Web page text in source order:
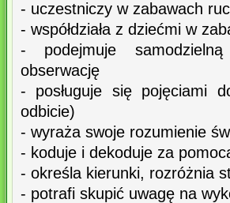
- uczestniczy w zabawach
- współdziała z dziećmi w
- podejmuje
obserwację
- posługuje się pojęciami
odbicie)
- wyraża swoje rozumienie
- koduje i dekoduje za
- określa kierunki, rozróżnia
- potrafi skupić uwagę na